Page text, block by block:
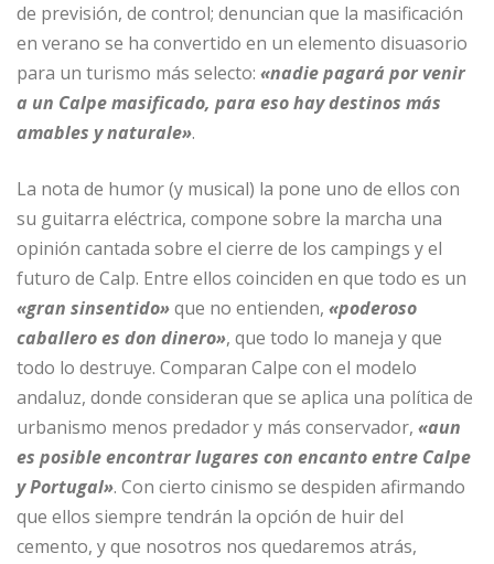
de previsión, de control; denuncian que la masificación
en verano se ha convertido en un elemento disuasorio
para un turismo más selecto: «nadie pagará por venir
a un Calpe masificado, para eso hay destinos más
amables y naturale».
La nota de humor (y musical) la pone uno de ellos con
su guitarra eléctrica, compone sobre la marcha una
opinión cantada sobre el cierre de los campings y el
futuro de Calp. Entre ellos coinciden en que todo es un
«gran sinsentido»que no entienden, «poderoso
caballero es don dinero», que todo lo maneja y que
todo lo destruye. Comparan Calpe con el modelo
andaluz, donde consideran que se aplica una política de
urbanismo menos predador y más conservador, «aun
es posible encontrar lugares con encanto entre Calpe
y Portugal». Con cierto cinismo se despiden afirmando
que ellos siempre tendrán la opción de huir del
cemento, y que nosotros nos quedaremos atrás,